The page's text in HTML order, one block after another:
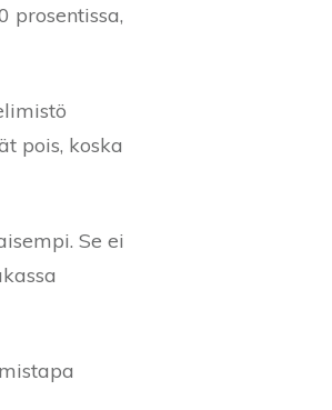
prosentissa,
pois, koska
Se ei